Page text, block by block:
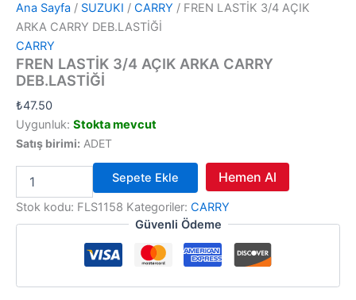
Ana Sayfa / SUZUKI / CARRY / FREN LASTİK 3/4 AÇIK
ARKA CARRY DEB.LASTİĞİ
CARRY
FREN LASTİK 3/4 AÇIK ARKA CARRY
DEB.LASTİĞİ
₺47.50
Uygunluk: Stokta mevcut
Satış birimi: ADET
LASTİK
3/4
adet
Sepete Ekle Hemen Al
Stok kodu: FLS1158 Kategoriler: CARRY
Güvenli Ödeme